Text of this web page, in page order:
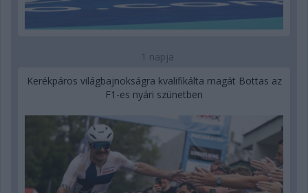
1 napja
Kerékpáros világbajnokságra kvalifikálta magát Bottas az
F1-es nyári szünetben